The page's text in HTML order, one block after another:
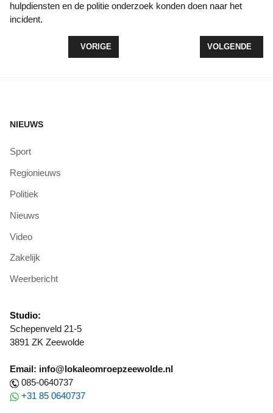
hulpdiensten en de politie onderzoek konden doen naar het
incident.
VORIG ARTIKEL: OPEN DAG BIJ
VORIGE VOLGENDE
VOLGENDE
NIEUWS
Sport
Regionieuws
Politiek
Nieuws
Video
Zakelijk
Weerbericht
Studio:
Schepenveld 21-5
3891 ZK Zeewolde
Email: info@lokaleomroepzeewolde.nl
085-0640737
+31 85 0640737